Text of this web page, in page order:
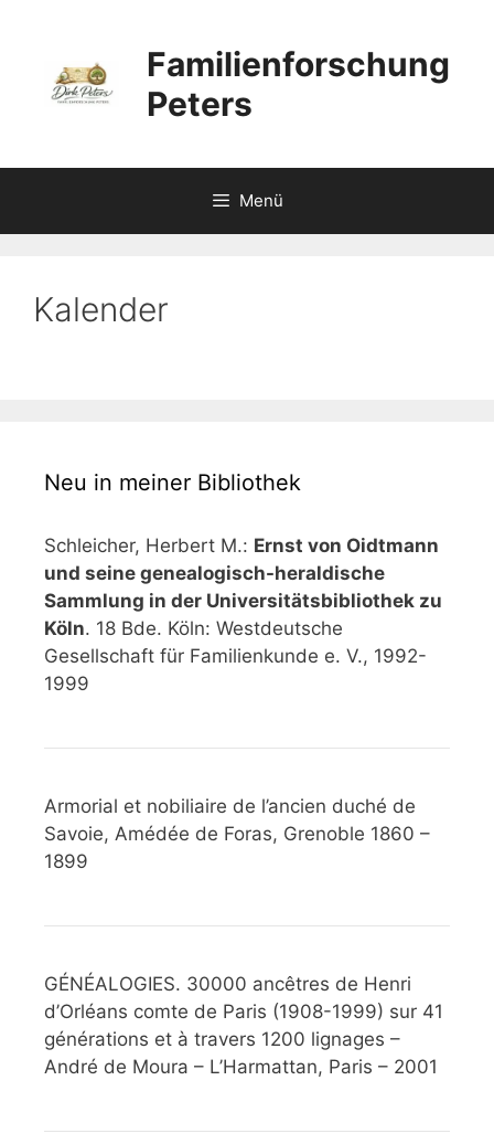
springen
Familienforschung
Peters
Menü
Kalender
Neu in meiner Bibliothek
Schleicher, Herbert M.: Ernst von Oidtmann
und seine genealogisch-heraldische
Sammlung in der Universitätsbibliothek zu
Köln. 18 Bde. Köln: Westdeutsche
Gesellschaft für Familienkunde e. V., 1992-
1999
Armorial et nobiliaire de l’ancien duché de
Savoie, Amédée de Foras, Grenoble 1860 –
1899
GÉNÉALOGIES. 30000 ancêtres de Henri
d’Orléans comte de Paris (1908-1999) sur 41
générations et à travers 1200 lignages –
André de Moura – L’Harmattan, Paris – 2001